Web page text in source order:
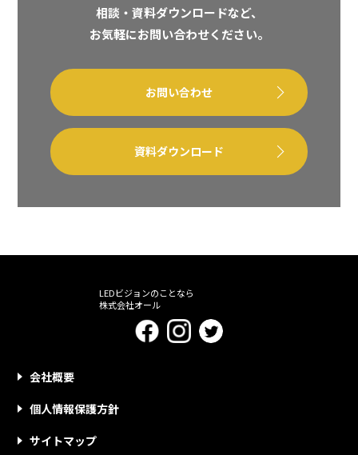
相談・資料ダウンロードなど、
お気軽にお問い合わせください。
お問い合わせ
資料ダウンロード
LEDビジョンのことなら
株式会社オール
会社概要
個人情報保護方針
サイトマップ